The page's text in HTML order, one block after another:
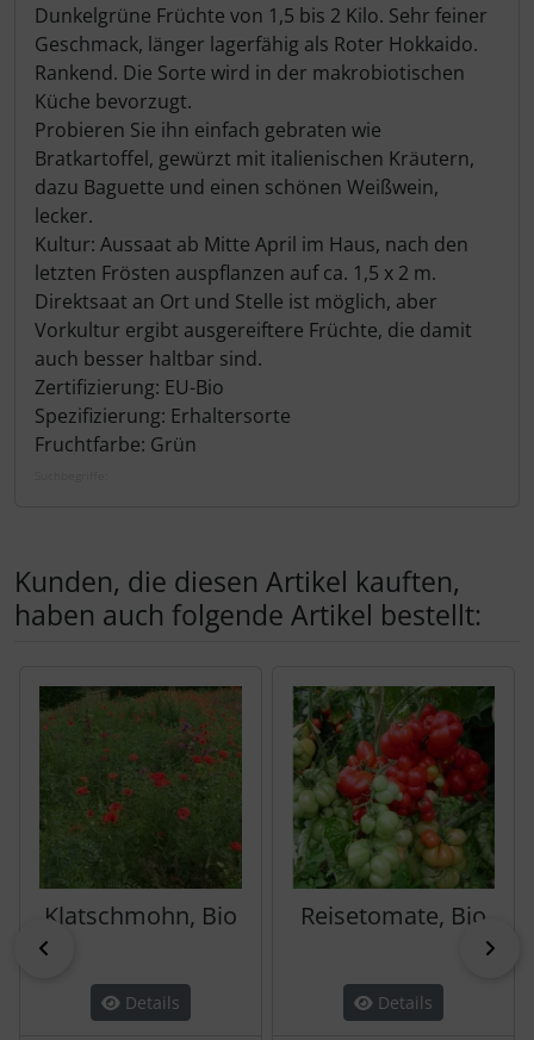
Dunkelgrüne Früchte von 1,5 bis 2 Kilo. Sehr feiner
Geschmack, länger lagerfähig als Roter Hokkaido.
Rankend. Die Sorte wird in der makrobiotischen
Küche bevorzugt.
Probieren Sie ihn einfach gebraten wie
Bratkartoffel, gewürzt mit italienischen Kräutern,
dazu Baguette und einen schönen Weißwein,
lecker.
Kultur: Aussaat ab Mitte April im Haus, nach den
letzten Frösten auspflanzen auf ca. 1,5 x 2 m.
Direktsaat an Ort und Stelle ist möglich, aber
Vorkultur ergibt ausgereiftere Früchte, die damit
auch besser haltbar sind.
Zertifizierung: EU-Bio
Spezifizierung: Erhaltersorte
Fruchtfarbe: Grün
Kunden, die diesen Artikel kauften,
haben auch folgende Artikel bestellt:
Klatschmohn, Bio
Details
Reisetomate, Bio
Details